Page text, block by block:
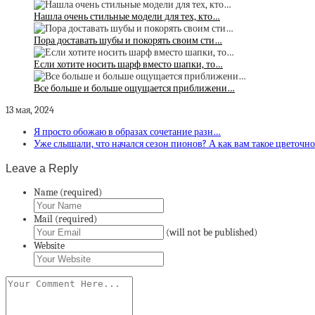
Нашла очень стильные модели для тех, кто…
Пора доставать шубы и покорять своим сти…
Если хотите носить шарф вместо шапки, то…
Все больше и больше ощущается приближени…
13 мая, 2024
Я просто обожаю в образах сочетание разн…
Уже слышали, что начался сезон пионов? А как вам такое
Leave a Reply
Name (required)
Mail (required)
(will not be published)
Website